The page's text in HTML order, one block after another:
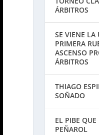
ÁRBITROS
SE VIENE LA
PRIMERA
ASCENSO
ÁRBITROS
THIAGO
SOÑADO
EL PIBE
PEÑAROL